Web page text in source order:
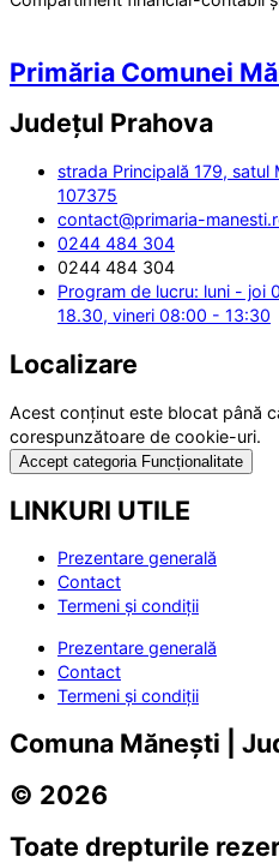
Primăria Comunei
Județul Prahova
strada Principală 179, satul
107375
contact@primaria-
0244 484 304
0244 484 304
Program de lucru: luni - joi
18.30, vineri 08:00 - 13:30
Localizare
Acest conținut este blocat până
corespunzătoare de cookie-uri.
Accept categoria Funcționalitate
LINKURI UTILE
Prezentare generală
Contact
Termeni și condiții
Prezentare generală
Contact
Termeni și condiții
Comuna Mănești |
© 2026
Toate drepturile